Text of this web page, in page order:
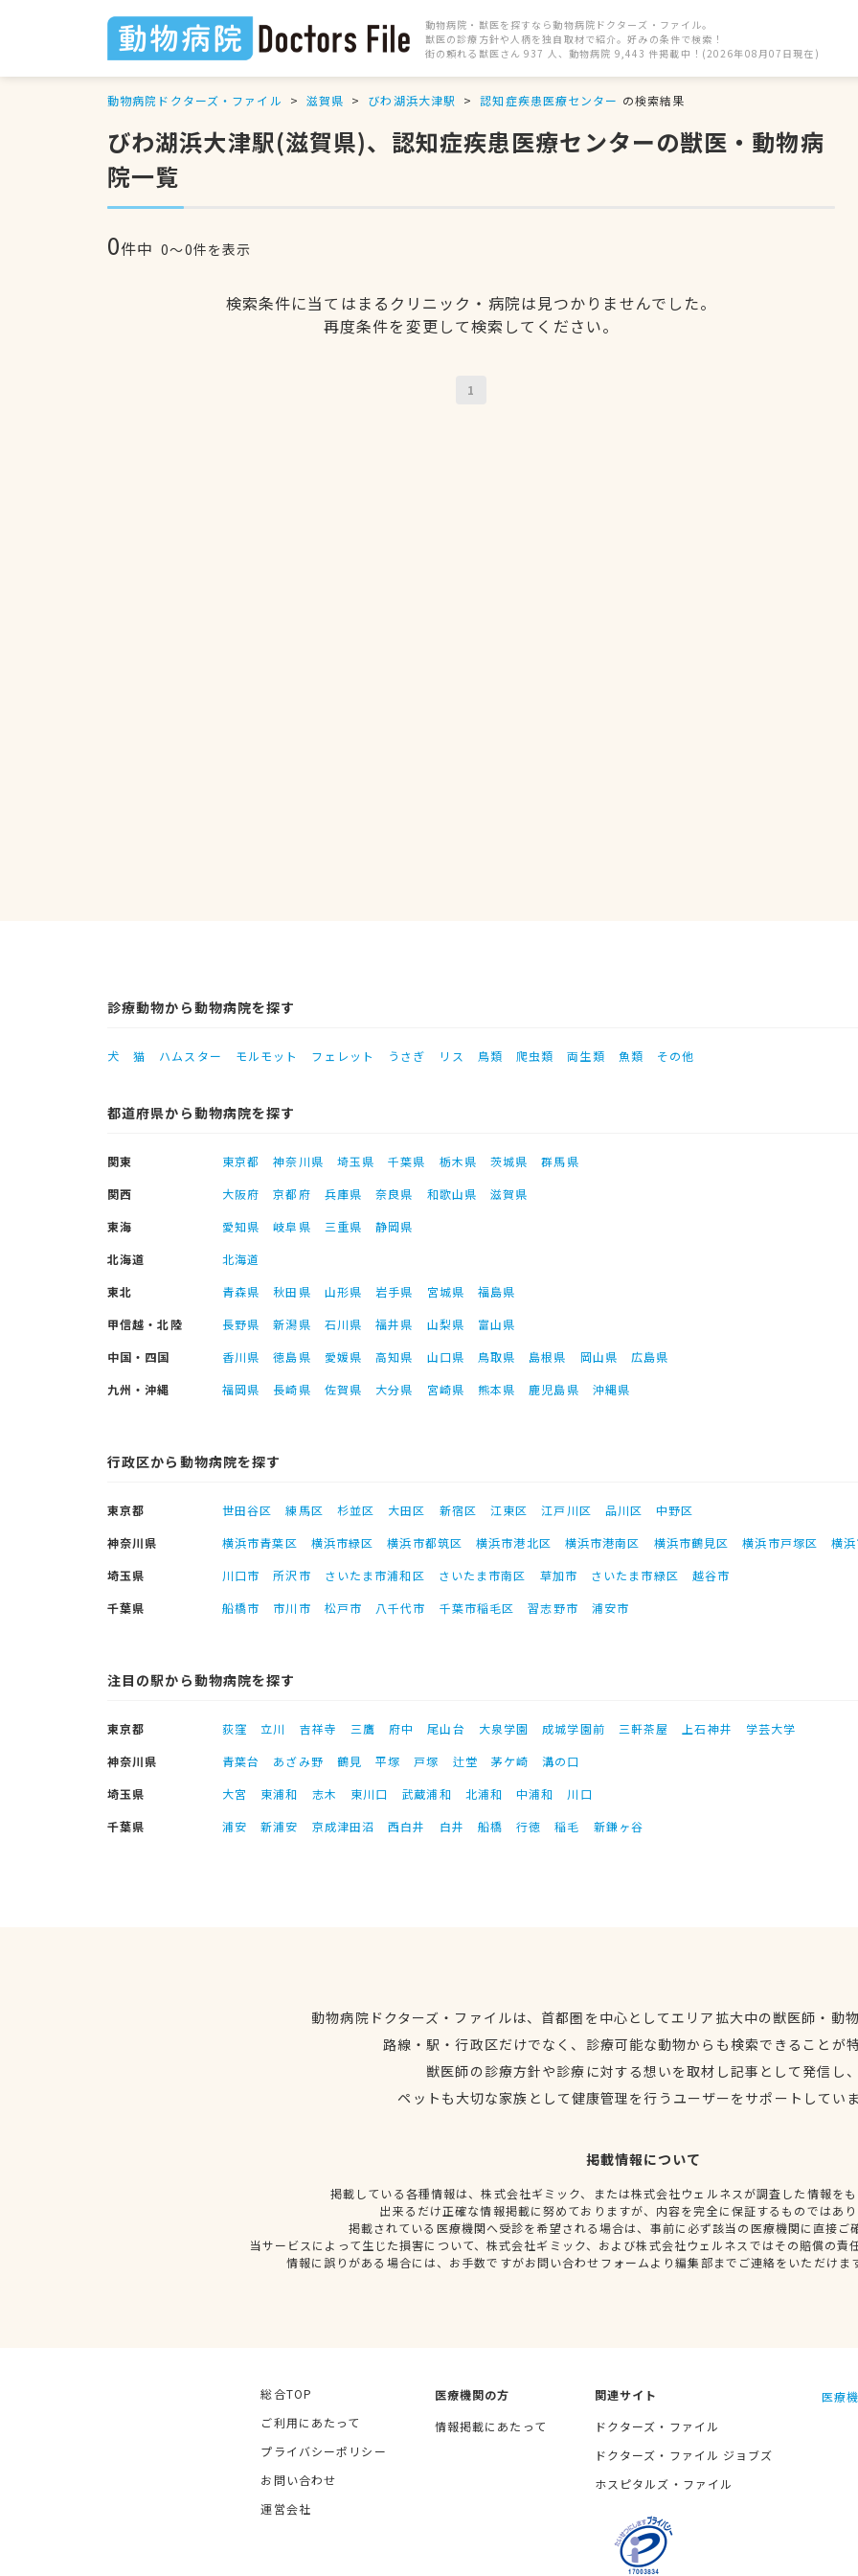
動物病院・獣医を探すなら動物病院ドクターズ・ファイル。
獣医の診療方針や人柄を独自取材で紹介。好みの条件で検索！
街の頼れる獣医さん 937 人、動物病院 9,443 件掲載中！(2026年08月07日現在)
動物病院ドクターズ・ファイル 滋賀県 びわ湖浜大津駅 認知症疾患医療センター の検索結果
びわ湖浜大津駅(滋賀県)、認知症疾患医療センターの獣医・動物病
院一覧
0件中 0〜0件を表示
検索条件に当てはまるクリニック・病院は見つかりませんでした。
再度条件を変更して検索してください。
1
診療動物から動物病院を探す
犬 猫 ハムスター モルモット フェレット うさぎ リス 鳥類 爬虫類 両生類 魚類 その他
都道府県から動物病院を探す
関東 東京都 神奈川県 埼玉県 千葉県 栃木県 茨城県
群馬県
関西
大阪府 京都府 兵庫県 奈良県 和歌山県
滋賀県
東海
愛知県 岐阜県 三重県
静岡県
北海道
北海道
東北
青森県 秋田県 山形県 岩手県 宮城県
福島県
甲信越・北陸
長野県 新潟県 石川県 福井県 山梨県
富山県
中国・四国
香川県 徳島県 愛媛県 高知県 山口県 鳥取県 島根県 岡山県
広島県
九州・沖縄
福岡県 長崎県 佐賀県 大分県 宮崎県 熊本県 鹿児島県 沖縄県
行政区から動物病院を探す
東京都 世田谷区 練馬区 杉並区 大田区 新宿区 江東区 江戸川区 品川区
中野区
神奈川県
横浜市青葉区 横浜市緑区 横浜市都筑区 横浜市港北区 横浜市港南区 横浜市鶴見区 横浜市戸塚区
横
埼玉県
川口市 所沢市 さいたま市浦和区 さいたま市南区 草加市 さいたま市緑区
越谷市
千葉県
船橋市 市川市 松戸市 八千代市 千葉市稲毛区 習志野市 浦安市
注目の駅から動物病院を探す
東京都 荻窪 立川 吉祥寺 三鷹 府中 尾山台 大泉学園 成城学園前 三軒茶屋 上石神井
学芸大学
神奈川県
青葉台 あざみ野 鶴見 平塚 戸塚 辻堂 茅ケ崎
溝の口
埼玉県
大宮 東浦和 志木 東川口 武蔵浦和 北浦和 中浦和
川口
千葉県
浦安 新浦安 京成津田沼 西白井 白井 船橋 行徳 稲毛 新鎌ヶ谷
動物病院ドクターズ・ファイルは、首都圏を中心としてエリア拡大中の獣医師・動
路線・駅・行政区だけでなく、診療可能な動物からも検索できることが
獣医師の診療方針や診療に対する想いを取材し記事として発信し
ペットも大切な家族として健康管理を行うユーザーをサポートしてい
掲載情報について
掲載している各種情報は、株式会社ギミック、または株式会社ウェルネスが調査した情報を
出来るだけ正確な情報掲載に努めておりますが、内容を完全に保証するものではあ
掲載されている医療機関へ受診を希望される場合は、事前に必ず該当の医療機関に直接ご
当サービスによって生じた損害について、株式会社ギミック、および株式会社ウェルネスではその賠償の責
情報に誤りがある場合には、お手数ですがお問い合わせフォームより編集部までご連絡をいただけま
総合TOP
ご利用にあたって
プライバシーポリシー
お問い合わせ
運営会社
医療機関の方
情報掲載にあたって
関連サイト
ドクターズ・ファイル
ドクターズ・ファイル ジョブズ
ホスピタルズ・ファイル
医療